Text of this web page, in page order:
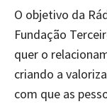
O objetivo da
Fundação
quer o
criando a
com que as